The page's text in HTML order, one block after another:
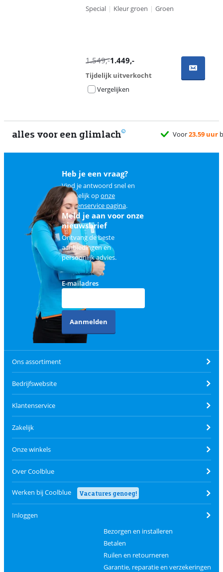
Special | Kleur groen | Groen
1.549,-1.449,-
Tijdelijk uitverkocht
Vergelijken
alles voor een glimlach Voor23.59 uur
Heb je een vraag?
Vind je antwoord snel en
makkelijk oponze
klantenservice pagina.
Meld je aan voor onze
nieuwsbrief
Ontvang de beste
aanbiedingen en
persoonlijk advies.
E-mailadres
Aanmelden
Ons assortiment
Bedrijfswebsite
Klantenservice
Zakelijk
Onze winkels
Over Coolblue
Werken bij Coolblue Vacatures genoeg!
Inloggen
Bezorgen en installeren
Betalen
Ruilen en retourneren
Garantie, reparatie en verzekeringen